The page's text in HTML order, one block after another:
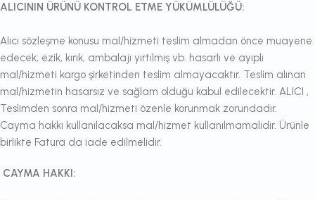
ALICININ ÜRÜNÜ KONTROL ETME YÜKÜMLÜLÜĞÜ:
Alıcı sözleşme konusu mal/hizmeti teslim almadan önce muayene
edecek; ezik, kırık, ambalajı yırtılmış vb. hasarlı ve ayıplı
mal/hizmeti kargo şirketinden teslim almayacaktır. Teslim alınan
mal/hizmetin hasarsız ve sağlam olduğu kabul edilecektir. ALICI ,
Teslimden sonra mal/hizmeti özenle korunmak zorundadır.
Cayma hakkı kullanılacaksa mal/hizmet kullanılmamalıdır. Ürünle
birlikte Fatura da iade edilmelidir.
CAYMA HAKKI: